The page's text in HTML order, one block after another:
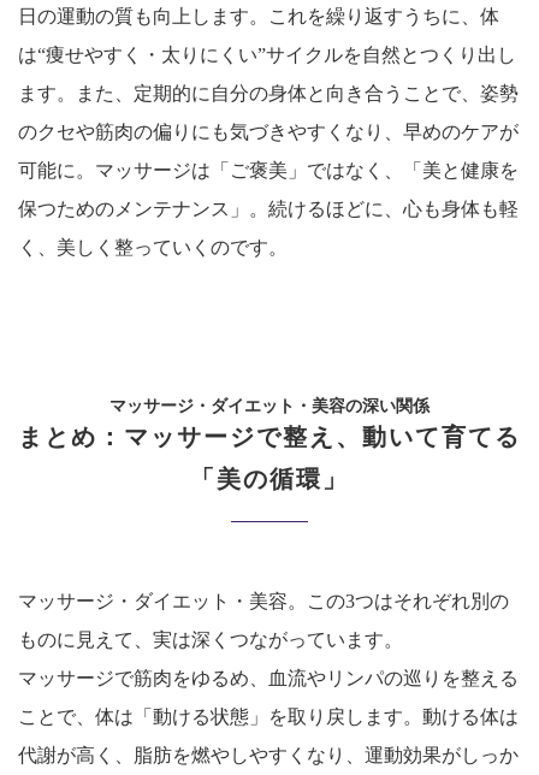
日の運動の質も向上します。これを繰り返すうちに、体
は“痩せやすく・太りにくい”サイクルを自然とつくり出し
ます。また、定期的に自分の身体と向き合うことで、姿勢
のクセや筋肉の偏りにも気づきやすくなり、早めのケアが
可能に。マッサージは「ご褒美」ではなく、「美と健康を
保つためのメンテナンス」。続けるほどに、心も身体も軽
く、美しく整っていくのです。
マッサージ・ダイエット・美容の深い関係
まとめ：マッサージで整え、動いて育てる
「美の循環」
マッサージ・ダイエット・美容。この3つはそれぞれ別の
ものに見えて、実は深くつながっています。
マッサージで筋肉をゆるめ、血流やリンパの巡りを整える
ことで、体は「動ける状態」を取り戻します。動ける体は
代謝が高く、脂肪を燃やしやすくなり、運動効果がしっか